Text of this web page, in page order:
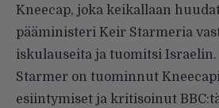
Kneecap, joka keikallaan
pääministeri Keir Starmeria
iskulauseita ja tuomitsi Israelin.
Starmer on tuominnut
esiintymiset ja kritisoinut